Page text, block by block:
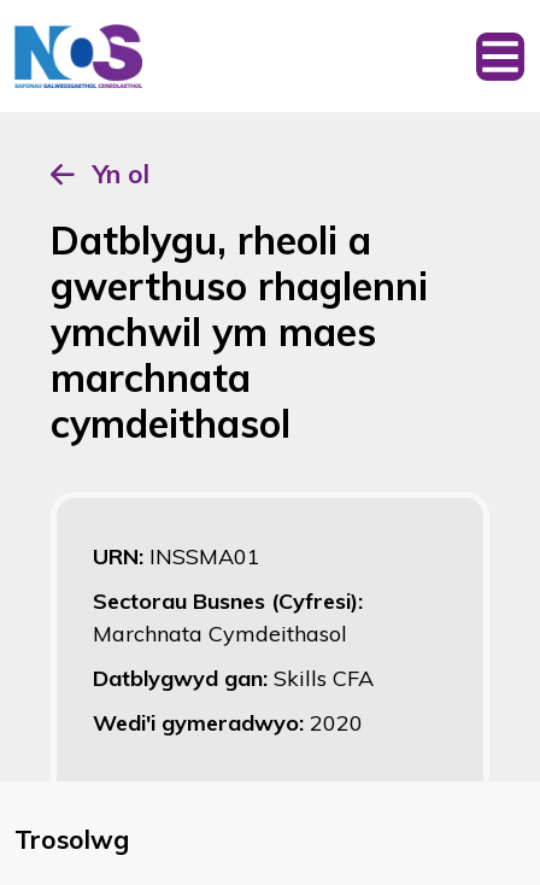
Yn ol
Datblygu, rheoli a
gwerthuso rhaglenni
ymchwil ym maes
marchnata
cymdeithasol
URN: INSSMA01
Sectorau Busnes (Cyfresi):
Marchnata Cymdeithasol
Datblygwyd gan: Skills CFA
Wedi'i gymeradwyo: 2020
Trosolwg